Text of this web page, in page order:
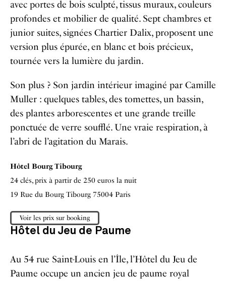
avec portes de bois sculpté, tissus muraux, couleurs
profondes et mobilier de qualité. Sept chambres et
junior suites, signées Chartier Dalix, proposent une
version plus épurée, en blanc et bois précieux,
tournée vers la lumière du jardin.
Son plus ? Son jardin intérieur imaginé par Camille
Muller : quelques tables, des tomettes, un bassin,
des plantes arborescentes et une grande treille
ponctuée de verre soufflé. Une vraie respiration, à
l’abri de l’agitation du Marais.
Hôtel Bourg Tibourg
24 clés, prix à partir de 250 euros la nuit
19 Rue du Bourg Tibourg 75004 Paris
Voir les prix sur booking
Hôtel du Jeu de Paume
Au 54 rue Saint-Louis en l’Île, l’Hôtel du Jeu de
Paume occupe un ancien jeu de paume royal